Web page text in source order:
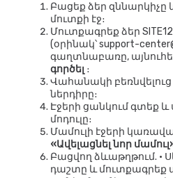
Բացեք ձեր զննարկիչը
մուտքի էջ։
Մուտքագրեք ձեր
(օրինակ՝ support-
գաղտնաբառը,
գործել ։
Վահանակի
ներդիրը։
Էջերի ցանկում գտեք և
մոդուլը։
Մամուլի էջերի
«Ավելացնել նոր
Բացվող ձևաթղթում. •
դաշտը և մուտքագրեք